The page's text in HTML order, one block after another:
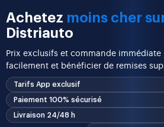
Achetez moins cher
Distriauto
Prix exclusifs et commande immédiate
facilement et bénéficier de remises
Tarifs App exclusif
Paiement 100% sécurisé
Livraison 24/48 h